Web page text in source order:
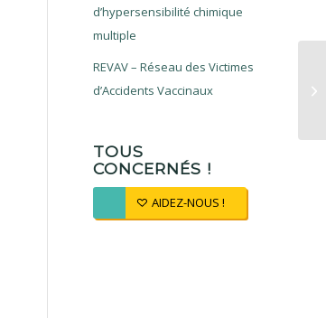
d’hypersensibilité chimique
multiple
REVAV – Réseau des Victimes
d’Accidents Vaccinaux
TOUS
CONCERNÉS !
AIDEZ-NOUS !